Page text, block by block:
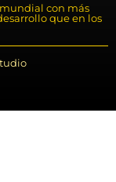
con más
que en los